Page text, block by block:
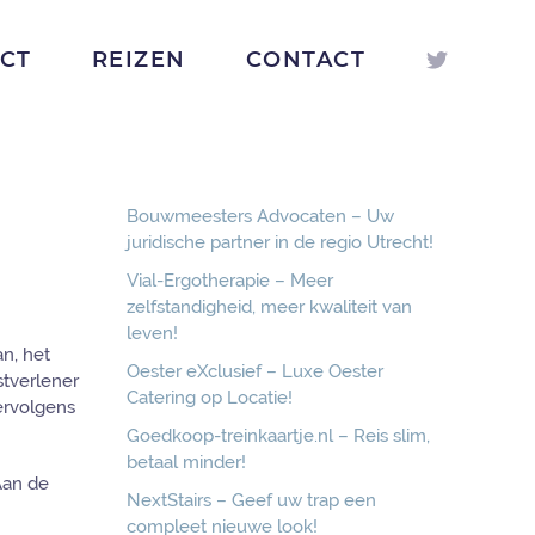
REIZEN CONTACT
het
de
Bouwmeesters Advocaten – Uw
juridische partner in de regio Utrecht!
Vial-Ergotherapie – Meer
zelfstandigheid, meer kwaliteit van
leven!
Oester eXclusief – Luxe Oester
Catering op Locatie!
Goedkoop-treinkaartje.nl – Reis slim,
betaal minder!
NextStairs – Geef uw trap een
compleet nieuwe look!